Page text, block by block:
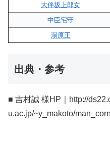
大伴坂上郎女
中臣宅守
湯原王
出典・参考
■ 吉村誠 様HP｜http://
u.ac.jp/~y_makoto/